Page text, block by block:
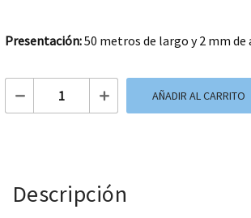
Presentación:50 metros de largo y 2 mm de
Cuerda Natural Blanca cantidad
AÑADIR AL CARRITO
Descripción